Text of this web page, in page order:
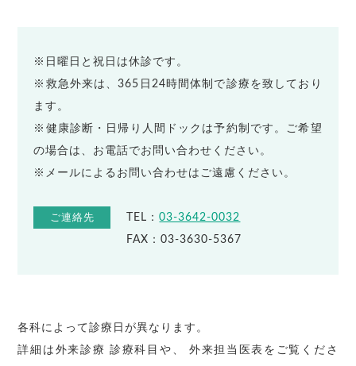
※日曜日と祝日は休診です。
※救急外来は、365日24時間体制で診療を致しており
ます。
※健康診断・日帰り人間ドックは予約制です。ご希望
の場合は、お電話でお問い合わせください。
※メールによるお問い合わせはご遠慮ください。
ご連絡先 TEL：03-3642-0032
FAX：03-3630-5367
各科によって診療日が異なります。
詳細は外来診療 診療科目や、 外来担当医表をご覧くださ